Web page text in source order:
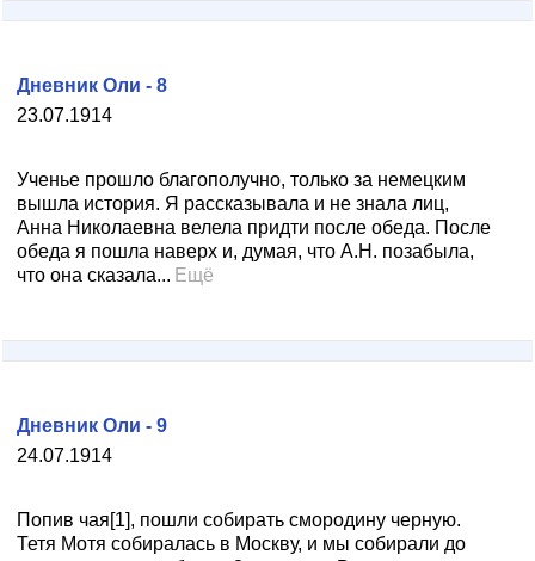
23.07.1914
Дневник Оли - 8
Ученье прошло благополучно, только за немецким
вышла история. Я рассказывала и не знала лиц,
Анна Николаевна велела придти после обеда. После
обеда я пошла наверх и, думая, что А.Н. позабыла,
что она сказала... Ещё
24.07.1914
Дневник Оли - 9
Попив чая[1], пошли собирать смородину черную.
Тетя Мотя собиралась в Москву, и мы собирали до